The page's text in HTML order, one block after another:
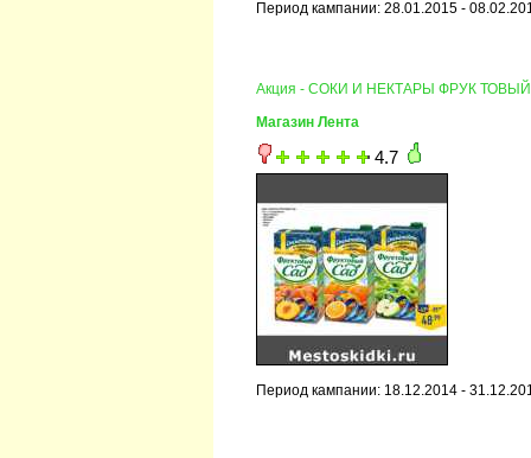
Период кампании: 28.01.2015 -
Акция - СОКИ И НЕКТАРЫ ФРУК
Магазин Лента
4.7
Период кампании: 18.12.2014 -